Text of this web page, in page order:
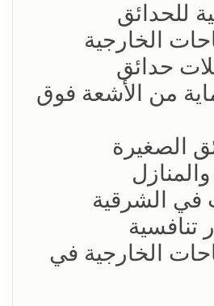
للحدائق
الخارجية
حدائق
من الأشعة فوق
الصغيرة
في الشرقية
تنافسية
الخارجية في